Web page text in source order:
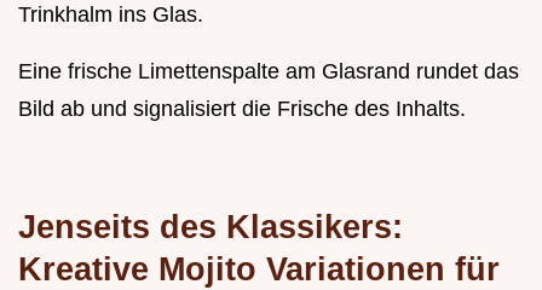
Trinkhalm ins Glas.
Eine frische Limettenspalte am Glasrand rundet das
Bild ab und signalisiert die Frische des Inhalts.
Jenseits des Klassikers:
Kreative Mojito Variationen für